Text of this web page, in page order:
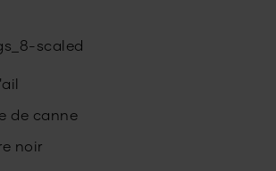
de canne
noir